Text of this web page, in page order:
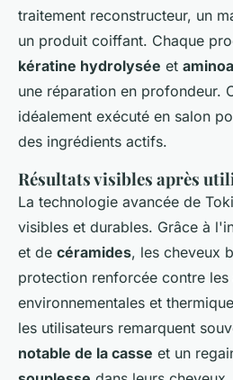
traitement reconstructeur, un
un produit coiffant. Chaque
kératine hydrolysée et
une réparation en profondeur.
idéalement exécuté en salon
des ingrédients actifs.
Résultats visibles après
La technologie avancée de
visibles et durables. Grâce à
et de céramides, les cheveux
protection renforcée contre les
environnementales et
les utilisateurs remarquent
notable de la casse et un